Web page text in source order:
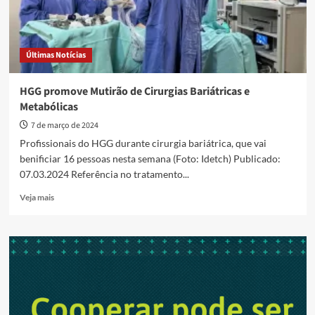
Últimas Notícias
HGG promove Mutirão de Cirurgias Bariátricas e
Metabólicas
7 de março de 2024
Profissionais do HGG durante cirurgia bariátrica, que vai
benificiar 16 pessoas nesta semana (Foto: Idetch) Publicado:
07.03.2024 Referência no tratamento...
Veja maisRead
HGG
promove
Bariátricas